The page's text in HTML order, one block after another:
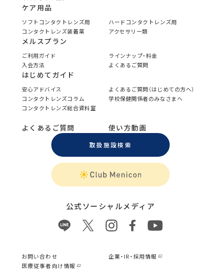
ケア用品
ソフトコンタクトレンズ用
ハードコンタクトレンズ用
コンタクトレンズ装着薬
アクセサリー類
メルスプラン
ご利用ガイド
ラインナップ・料金
入会方法
よくあるご質問
はじめてガイド
安心アドバイス
よくあるご質問（はじめての方へ）
コンタクトレンズコラム
学校保健関係者のみなさまへ
コンタクトレンズ総合資料室
よくあるご質問 使い方動画
取扱施設検索
公式ソーシャルメディア
お問い合わせ
企業・IR・採用情報
医療従事者向け情報